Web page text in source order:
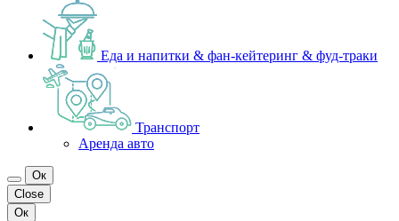
Еда и напитки & фан-кейтеринг & фуд-траки
Транспорт
Аренда авто
Ок
Close
Ок